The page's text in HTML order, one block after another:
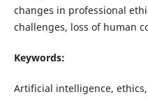
changes in professional
challenges, loss of human
Keywords:
Artificial intelligence,